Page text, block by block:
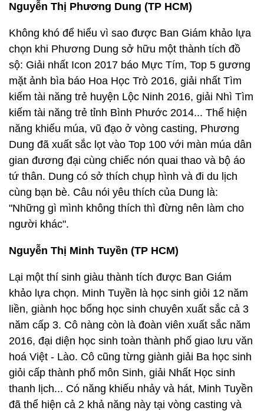
Nguyễn Thị Phương Dung (TP HCM)
Không khó để hiểu vì sao được Ban Giám khảo lựa
chọn khi Phương Dung sở hữu một thành tích đồ
sộ: Giải nhất Icon 2017 báo Mực Tím, Top 5 gương
mặt ảnh bìa báo Hoa Học Trò 2016, giải nhất Tìm
kiếm tài năng trẻ huyện Lộc Ninh 2016, giải Nhì Tìm
kiếm tài năng trẻ tỉnh Bình Phước 2014... Thể hiện
năng khiếu múa, vũ đạo ở vòng casting, Phương
Dung đã xuất sắc lọt vào Top 100 với màn múa dân
gian đương đại cùng chiếc nón quai thao và bộ áo
tứ thân. Dung có sở thích chụp hình và đi du lịch
cùng bạn bè. Câu nói yêu thích của Dung là:
"Những gì mình không thích thì đừng nên làm cho
người khác".
Nguyễn Thị Minh Tuyền (TP HCM)
Lại một thí sinh giàu thành tích được Ban Giám
khảo lựa chọn. Minh Tuyền là học sinh giỏi 12 năm
liền, giành học bổng học sinh chuyên xuất sắc cả 3
năm cấp 3. Cô nàng còn là đoàn viên xuất sắc năm
2016, đại diện học sinh toàn thành phố giao lưu văn
hoá Việt - Lào. Cô cũng từng giành giải Ba học sinh
giỏi cấp thành phố môn Sinh, giải Nhất Học sinh
thanh lịch... Có năng khiếu nhảy và hát, Minh Tuyền
đã thể hiện cả 2 khả năng này tại vòng casting và